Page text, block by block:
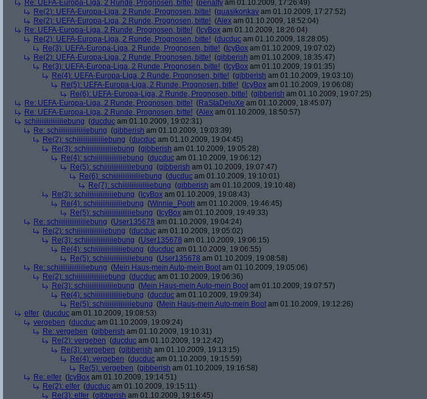
Re: UEFA-Europa-Liga, 2 Runde, Prognosen, bitte! (penalty am 01.10.2009, 17:26:49)
Re(2): UEFA-Europa-Liga, 2 Runde, Prognosen, bitte! (quasikonkav am 01.10.2009, 17:27:52)
Re(2): UEFA-Europa-Liga, 2 Runde, Prognosen, bitte! (Alex am 01.10.2009, 18:52:04)
Re: UEFA-Europa-Liga, 2 Runde, Prognosen, bitte! ( IcyBox am 01.10.2009, 18:26:04)
Re(2): UEFA-Europa-Liga, 2 Runde, Prognosen, bitte! (ducduc am 01.10.2009, 18:28:05)
Re(3): UEFA-Europa-Liga, 2 Runde, Prognosen, bitte! ( IcyBox am 01.10.2009, 19:07:02)
Re(2): UEFA-Europa-Liga, 2 Runde, Prognosen, bitte! (gibberish am 01.10.2009, 18:35:47)
Re(3): UEFA-Europa-Liga, 2 Runde, Prognosen, bitte! ( IcyBox am 01.10.2009, 19:01:35)
Re(4): UEFA-Europa-Liga, 2 Runde, Prognosen, bitte! (gibberish am 01.10.2009, 19:03:10)
Re(5): UEFA-Europa-Liga, 2 Runde, Prognosen, bitte! ( IcyBox am 01.10.2009, 19:06:08)
Re(6): UEFA-Europa-Liga, 2 Runde, Prognosen, bitte! (gibberish am 01.10.2009, 19:07:25)
Re: UEFA-Europa-Liga, 2 Runde, Prognosen, bitte! (RaStaDeluXe am 01.10.2009, 18:45:07)
Re: UEFA-Europa-Liga, 2 Runde, Prognosen, bitte! (Alex am 01.10.2009, 18:50:57)
schiiiiiiiiiiiiiiiebung (ducduc am 01.10.2009, 19:02:31)
Re: schiiiiiiiiiiiiiiiebung (gibberish am 01.10.2009, 19:03:39)
Re(2): schiiiiiiiiiiiiiiiebung (ducduc am 01.10.2009, 19:04:45)
Re(3): schiiiiiiiiiiiiiiiebung (gibberish am 01.10.2009, 19:05:28)
Re(4): schiiiiiiiiiiiiiiiebung (ducduc am 01.10.2009, 19:06:12)
Re(5): schiiiiiiiiiiiiiiiebung (gibberish am 01.10.2009, 19:07:47)
Re(6): schiiiiiiiiiiiiiiiebung (ducduc am 01.10.2009, 19:10:01)
Re(7): schiiiiiiiiiiiiiiiebung (gibberish am 01.10.2009, 19:10:48)
Re(3): schiiiiiiiiiiiiiiiebung ( IcyBox am 01.10.2009, 19:08:43)
Re(4): schiiiiiiiiiiiiiiiebung (Winnie_Pooh am 01.10.2009, 19:46:45)
Re(5): schiiiiiiiiiiiiiiiebung ( IcyBox am 01.10.2009, 19:49:33)
Re: schiiiiiiiiiiiiiiiebung (User135678 am 01.10.2009, 19:04:24)
Re(2): schiiiiiiiiiiiiiiiebung (ducduc am 01.10.2009, 19:05:02)
Re(3): schiiiiiiiiiiiiiiiebung (User135678 am 01.10.2009, 19:06:15)
Re(4): schiiiiiiiiiiiiiiiebung (ducduc am 01.10.2009, 19:06:55)
Re(5): schiiiiiiiiiiiiiiiebung (User135678 am 01.10.2009, 19:08:58)
Re: schiiiiiiiiiiiiiiiebung (Mein Haus-mein Auto-mein Boot am 01.10.2009, 19:05:06)
Re(2): schiiiiiiiiiiiiiiiebung (ducduc am 01.10.2009, 19:06:36)
Re(3): schiiiiiiiiiiiiiiiebung (Mein Haus-mein Auto-mein Boot am 01.10.2009, 19:07:57)
Re(4): schiiiiiiiiiiiiiiiebung (ducduc am 01.10.2009, 19:09:34)
Re(5): schiiiiiiiiiiiiiiiebung (Mein Haus-mein Auto-mein Boot am 01.10.2009, 19:12:26)
elfer (ducduc am 01.10.2009, 19:08:53)
vergeben (ducduc am 01.10.2009, 19:09:24)
Re: vergeben (gibberish am 01.10.2009, 19:10:31)
Re(2): vergeben (ducduc am 01.10.2009, 19:12:42)
Re(3): vergeben (gibberish am 01.10.2009, 19:13:15)
Re(4): vergeben (ducduc am 01.10.2009, 19:15:59)
Re(5): vergeben (gibberish am 01.10.2009, 19:16:58)
Re: elfer ( IcyBox am 01.10.2009, 19:14:51)
Re(2): elfer (ducduc am 01.10.2009, 19:15:11)
Re(3): elfer (gibberish am 01.10.2009, 19:16:45)